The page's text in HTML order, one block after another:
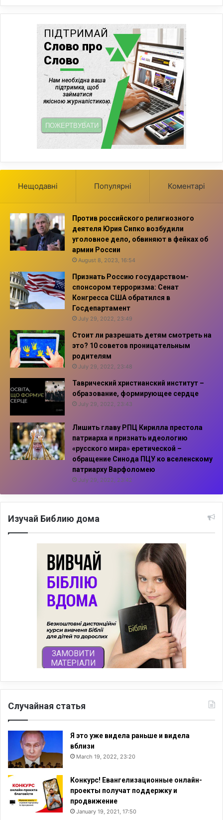
Нещодавні Популярні Коментарі
Против российского религиозного
деятеля Юрия Сипко возбудили
уголовное дело, обвиняют в фейках об
армии России
August 8, 2023, 16:54
Признать Россию государством-
спонсором терроризма: Сенат
Конгресса США обратился в
Госдепартамент
July 29, 2022, 23:49
Стоит ли разрешать детям смотреть на
это? 10 советов проницательным
родителям
July 29, 2022, 23:48
Таврический христианский институт –
образование, формирующее сердце
July 29, 2022, 23:43
Лишить главу РПЦ Кирилла престола
патриарха и признать идеологию
«русского мира» еретической –
обращение Синода ПЦУ ко вселенскому
патриарху Варфоломею
July 29, 2022, 23:42
Изучай Библию дома
Случайная статья
Я это уже видела раньше и видела
вблизи
March 19, 2022, 23:20
Конкурс! Евангелизационные онлайн-
проекты получат поддержку и
продвижение
January 19, 2021, 17:50